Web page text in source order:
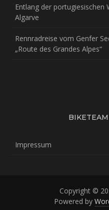
Entlang der portugiesischen
Algarve
Rennradreise vom Genfer
„Route des Grandes Alpes“
Impressum
Copyright ©
Powered by